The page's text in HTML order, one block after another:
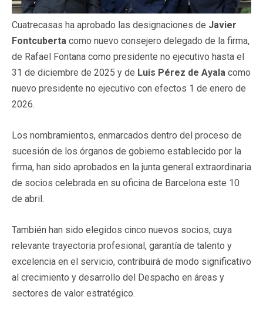
Cuatrecasas ha aprobado las designaciones de Javier
Fontcuberta como nuevo consejero delegado de la firma,
de Rafael Fontana como presidente no ejecutivo hasta el
31 de diciembre de 2025 y de Luis Pérez de Ayala como
nuevo presidente no ejecutivo con efectos 1 de enero de
2026.
Los nombramientos, enmarcados dentro del proceso de
sucesión de los órganos de gobierno establecido por la
firma, han sido aprobados en la junta general extraordinaria
de socios celebrada en su oficina de Barcelona este 10
de abril.
También han sido elegidos cinco nuevos socios, cuya
relevante trayectoria profesional, garantía de talento y
excelencia en el servicio, contribuirá de modo significativo
al crecimiento y desarrollo del Despacho en áreas y
sectores de valor estratégico.